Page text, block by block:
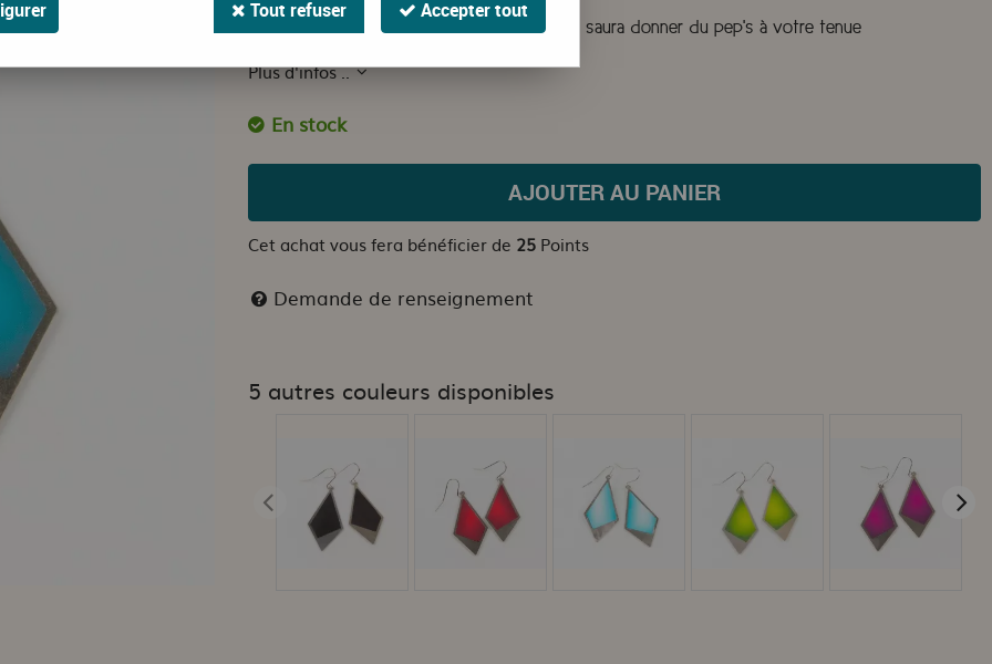
Il est sur que la note acidulée de ses bijoux saura donner du pep's à votre tenue
Plus d'infos ..
En stock
AJOUTER AU PANIER
Cet achat vous fera bénéficier de 25 Points
Demande de renseignement
5 autres couleurs disponibles
Tout refuser Accepter tout